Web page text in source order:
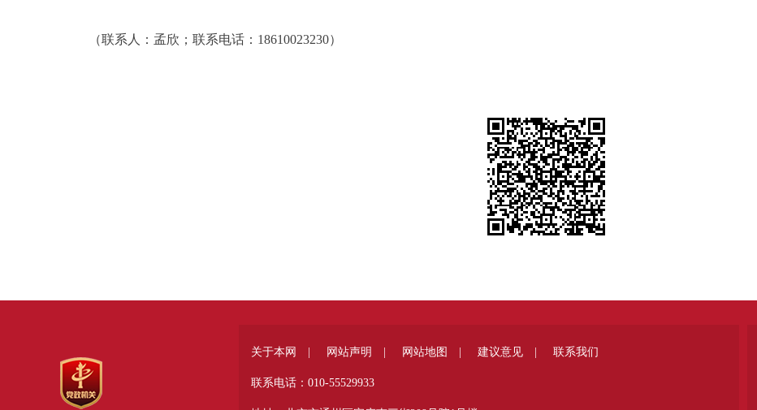
（联系人：孟欣；联系电话：18610023230）
关于本网 | 网站声明 | 网站地图 | 建议意见 | 联系我们
联系电话：010-55529933